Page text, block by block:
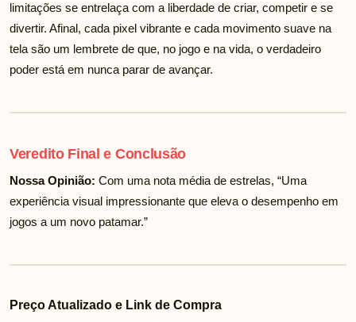
limitações se entrelaça com a liberdade de criar, competir e se
divertir. Afinal, cada pixel vibrante e cada movimento suave na
tela são um lembrete de que, no jogo e na vida, o verdadeiro
poder está em nunca parar de avançar.
Veredito Final e Conclusão
Nossa Opinião: Com uma nota média de estrelas, “Uma
experiência visual impressionante que eleva o desempenho em
jogos a um novo patamar.”
Preço Atualizado e Link de Compra